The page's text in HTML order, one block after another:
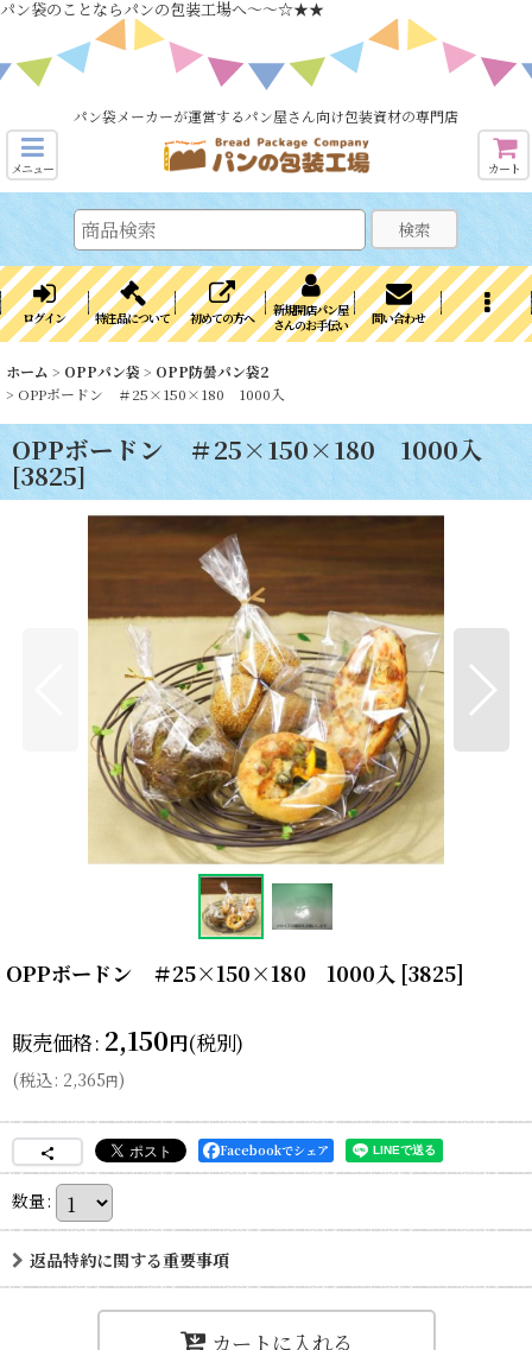
パン袋のことならパンの包装工場へ～～☆★★
パン袋メーカーが運営するパン屋さん向け包装資材の専門店
メニュー カート
検索
ログイン 特注品について 初めての方へ
新規開店パン屋
さんのお手伝い
問い合わせ
ホーム > OPPパン袋 > OPP防曇パン袋2
> OPPボードン ＃25×150×180 1000入
OPPボードン ＃25×150×180 1000入
[3825]
OPPボードン ＃25×150×180 1000入 [3825]
販売価格: 2,150円(税別)
(税込: 2,365円)
Facebookでシェア
数量:
返品特約に関する重要事項
カートに入れる